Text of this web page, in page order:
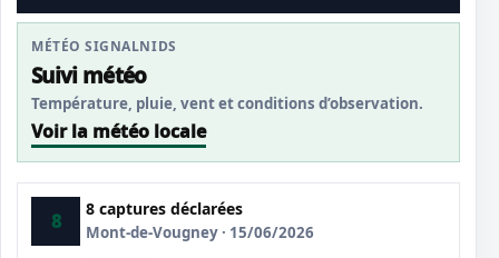
MÉTÉO SIGNALNIDS
Suivi météo
Température, pluie, vent et conditions d’observation.
Voir la météo locale
8
8 captures déclarées
Mont-de-Vougney · 15/06/2026